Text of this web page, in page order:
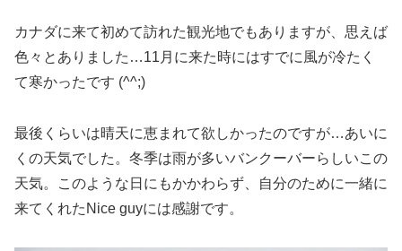
カナダに来て初めて訪れた観光地でもありますが、思えば
色々とありました…11月に来た時にはすでに風が冷たく
て寒かったです (^^;)
最後くらいは晴天に恵まれて欲しかったのですが…あいに
くの天気でした。冬季は雨が多いバンクーバーらしいこの
天気。このような日にもかかわらず、自分のために一緒に
来てくれたNice guyには感謝です。